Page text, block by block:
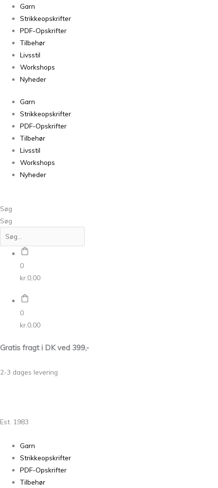
Garn
Strikkeopskrifter
PDF-Opskrifter
Tilbehør
Livsstil
Workshops
Nyheder
Garn
Strikkeopskrifter
PDF-Opskrifter
Tilbehør
Livsstil
Workshops
Nyheder
Søg
Søg
0
kr. 0,00
0
kr. 0,00
Gratis fragt i DK ved 399,-
2-3 dages levering
Est. 1983
Garn
Strikkeopskrifter
PDF-Opskrifter
Tilbehør
Håndværksgarn
Hvid
antal